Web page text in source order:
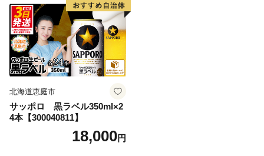
北海道恵庭市
サッポロ 黒ラベル350ml×2
4本【300040811】
18,000円